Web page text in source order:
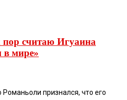
считаю Игуаина
мире»
признался, что его